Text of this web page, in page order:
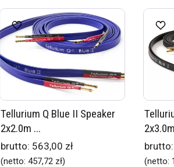
Tellurium Q Blue II Speaker
2x2.0m ...
brutto: 563,00 zł
(netto: 457,72 zł)
brutto:
(netto: